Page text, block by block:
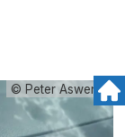
© Peter Aswendt